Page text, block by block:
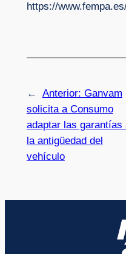
https://
← Anterior: Ganvam
solicita a Consumo
adaptar las garantías
la antigüedad del
vehículo